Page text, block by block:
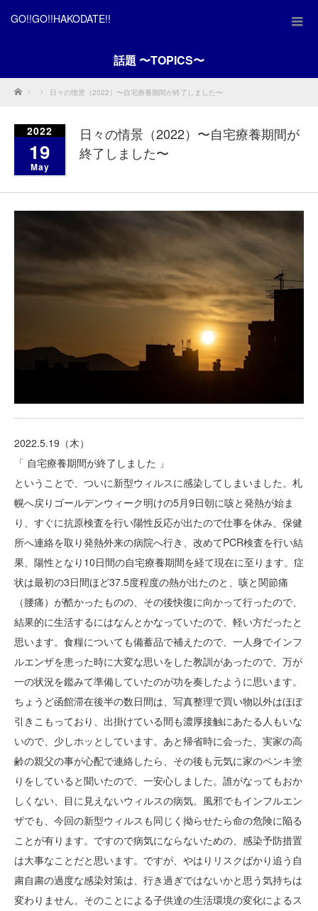
GO!!GO!!HAKODATE!!
話題 〜TOPICS〜
Home 日々の情景（2022）〜自宅療養期間が終了しました〜
2022
19
May
日々の情景（2022）〜自宅療養期間が
終了しました〜
2022.5.19（木）
「 自宅療養期間が終了しました 」
ということで、ついに新型ウィルスに感染してしまいました。札
幌へ戻りゴールデンウィーク明けの5月9日朝に咳と発熱が始ま
り、すぐに抗原検査を行い陽性反応が出たので仕事を休み、保健
所へ連絡を取り発熱外来の病院へ行き、改めてPCR検査を行い結
果、陽性となり10日間の自宅療養期間を経て現在に至ります。症
状は最初の3日間ほど37.5度程度の熱が出たのと、咳と関節痛
（腰痛）が酷かったものの、その後快復に向かって行ったので、
結果的に生活するにはなんとかなっていたので、軽い方だったと
思います。食糧についても備蓄品で補えたので、一人身でインフ
ルエンザを患った時に大変な思いをした教訓があったので、万が
一の状況を鑑みて準備していたのが功を奏したように思います。
ちょうど函館滞在後半の数日間は、写真整理で買い物以外はほぼ
引きこもっており、出掛けている間も濃厚接触にあたる人もいな
いので、少しホッとしています。あと帰省時に会った、実家の高
齢の親父の事が心配で連絡したら、その後も元気に家のペンキ塗
りをしていると聞いたので、一安心しました。誰がなってもおか
しくない、目に見えないウィルスの病気。風邪でもインフルエン
ザでも、今回の新型ウィルスも同じく拗らせたら命の危険に陥る
ことが有ります。ですので病気にならないための、感染予防措置
は大事なことだと思います。ですが、やはりリスクばかり追う自
粛自粛の過度な感染対策は、行き過ぎではないかと思う気持ちは
変わりません。そのことによる子供達の生活環境の変化によるス